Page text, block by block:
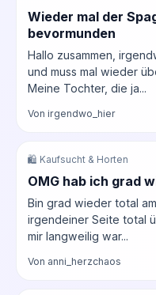
Wieder mal der
bevormunden
Hallo zusammen,
und muss mal wieder
Meine Tochter, die ja...
Von irgendwo_hier
🛍️ Kaufsucht & Horten
OMG hab ich grad
Bin grad wieder total
irgendeiner Seite total
mir langweilig war...
Von anni_herzchaos